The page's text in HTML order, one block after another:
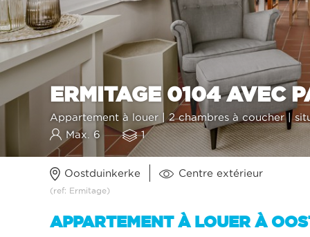
ERMITAGE 0104 AVEC
Appartement à louer | 2 chambres à coucher |
Max. 6
1
Oostduinkerke Centre extérieur
(ref: Ermitage)
APPARTEMENT À LOUER À